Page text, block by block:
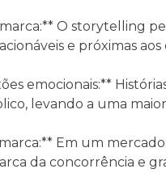
O storytelling
e próximas aos
emocionais:**
levando a uma
Em um
da concorrência e